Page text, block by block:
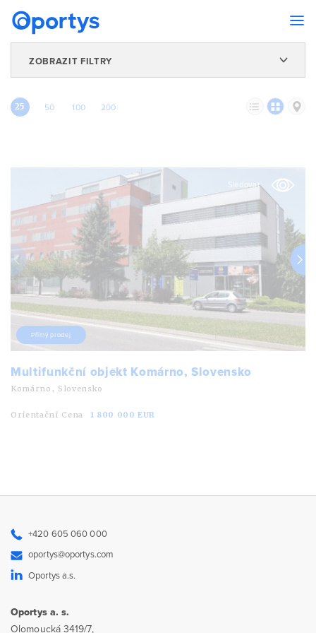
ZOBRAZIT FILTRY
25 50 100 200
Sledovat
Přímý prodej
Multifunkční objekt Komárno, Slovensko
Komárno, Slovensko
Orientační Cena 1 800 000 EUR
+420 605 060 000
oportys@oportys.com
Oportys a.s.
Oportys a. s.
Olomoucká 3419/7,